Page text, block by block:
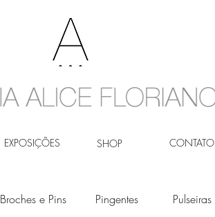
EXPOSIÇÕES SHOP CONTATO
Broches e Pins Pingentes Pulseiras